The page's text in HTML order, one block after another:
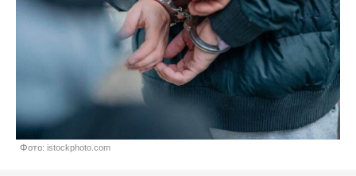
Фото: istockphoto.com